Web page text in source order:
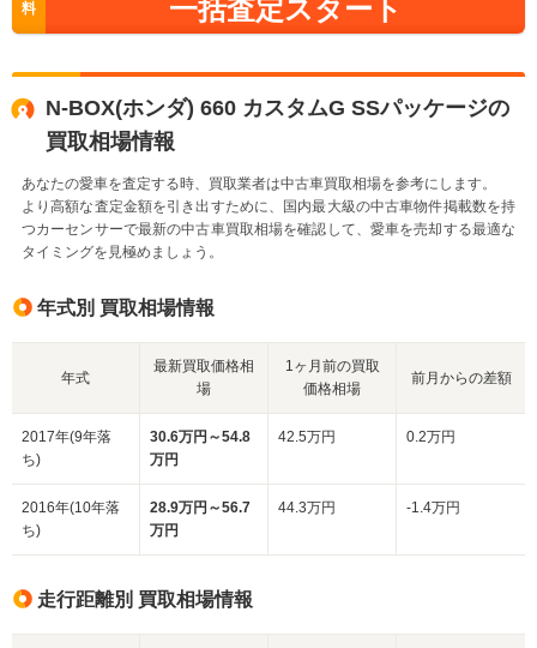
料
一括査定スタート
N-BOX(ホンダ) 660 カスタムG SSパッケージの
買取相場情報
あなたの愛車を査定する時、買取業者は中古車買取相場を参考にします。
より高額な査定金額を引き出すために、国内最大級の中古車物件掲載数を持
つカーセンサーで最新の中古車買取相場を確認して、愛車を売却する最適な
タイミングを見極めましょう。
年式別 買取相場情報
年式
最新買取価格相
場
1ヶ月前の買取
価格相場
前月からの差額
2017年(9年落
ち)
30.6万円～54.8
万円
42.5万円 0.2万円
2016年(10年落
ち)
28.9万円～56.7
万円
44.3万円 -1.4万円
走行距離別 買取相場情報